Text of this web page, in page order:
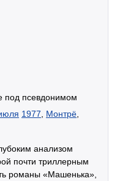
под псевдонимом
1977 Монтрё
анализом
почти триллерным
романы «Машенька»,